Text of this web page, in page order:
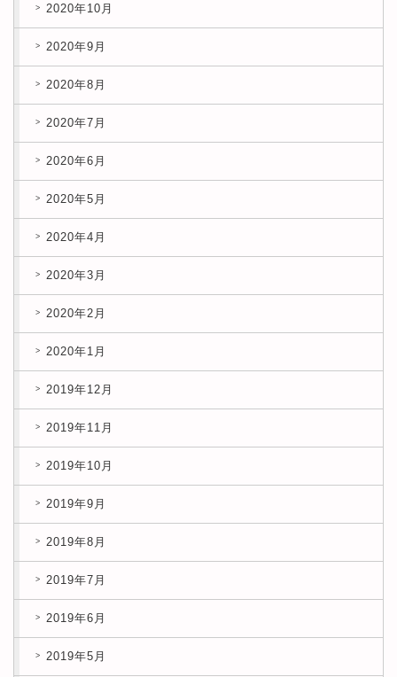
2020年10月
2020年9月
2020年8月
2020年7月
2020年6月
2020年5月
2020年4月
2020年3月
2020年2月
2020年1月
2019年12月
2019年11月
2019年10月
2019年9月
2019年8月
2019年7月
2019年6月
2019年5月